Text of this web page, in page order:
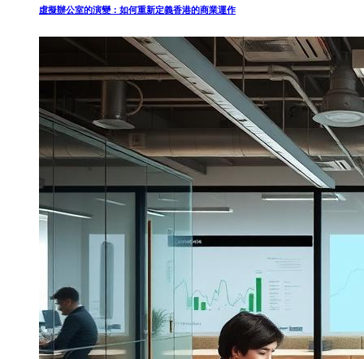
虛擬辦公室的演變：如何重新定義香港的商業運作